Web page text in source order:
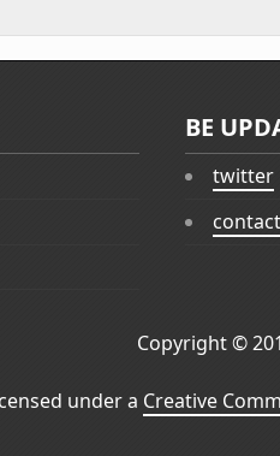
BE
twitter
Copyright ©
under a Creative